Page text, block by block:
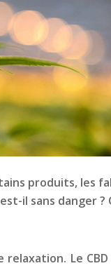
produits, les
est-il sans danger
Le